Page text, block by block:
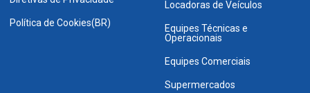
Política de Cookies(BR)
Locadoras de Veículos
Equipes Técnicas e
Operacionais
Equipes Comerciais
Supermercados